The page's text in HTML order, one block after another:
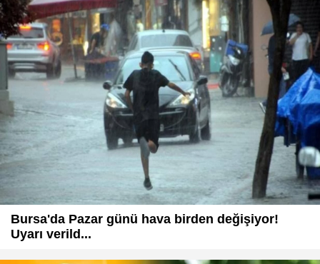
Bursa'da Pazar günü hava birden değişiyor!
Uyarı verild...